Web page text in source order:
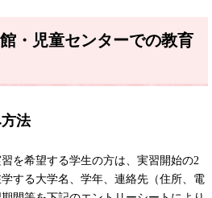
・児童センターでの教育
法
を希望する学生の方は、実習開始の2
する大学名、学年、連絡先（住所、電